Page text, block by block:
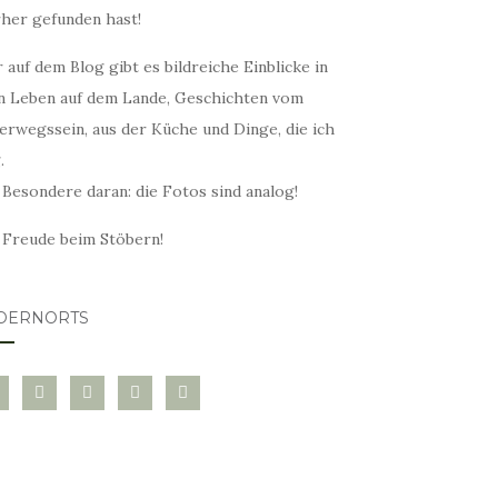
gefunden hast!
auf dem Blog gibt es bildreiche Einblicke in
Leben auf dem Lande, Geschichten vom
aus der Küche und Dinge, die ich
daran: die Fotos sind analog!
beim Stöbern!
instagramtwitter pinterest
mail